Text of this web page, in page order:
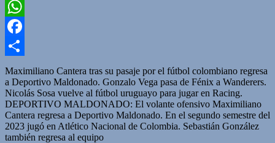
Twitter
WhatsApp
Facebook
Compartir
Maximiliano Cantera tras su pasaje por el fútbol colombiano regresa
a Deportivo Maldonado. Gonzalo Vega pasa de Fénix a Wanderers.
Nicolás Sosa vuelve al fútbol uruguayo para jugar en Racing.
DEPORTIVO MALDONADO: El volante ofensivo Maximiliano
Cantera regresa a Deportivo Maldonado. En el segundo semestre del
2023 jugó en Atlético Nacional de Colombia. Sebastián González
también regresa al equipo